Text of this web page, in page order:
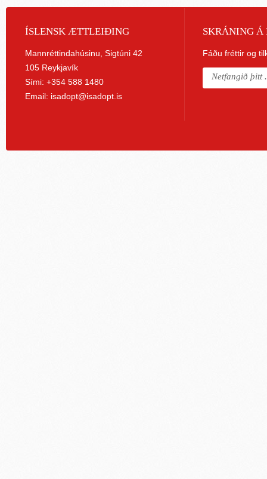
ÍSLENSK ÆTTLEIÐING
Mannréttindahúsinu, Sigtúni 42
105 Reykjavík
Sími: +354 588 1480
Email: isadopt@isadopt.is
SKRÁNING Á
Fáðu fréttir og